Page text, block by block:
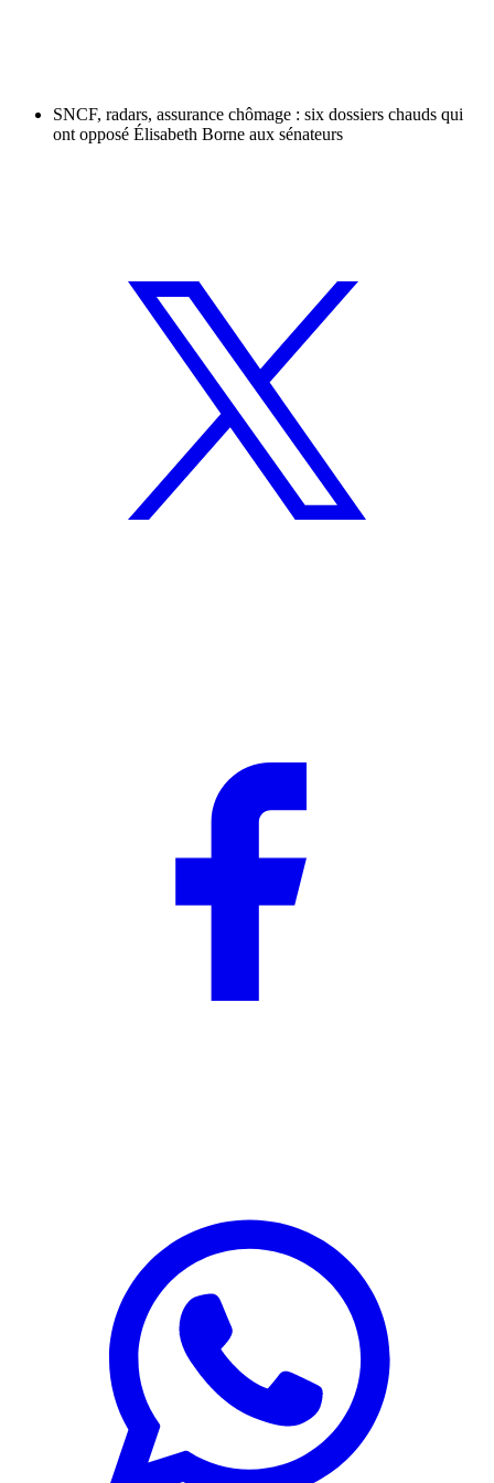
SNCF, radars, assurance chômage : six dossiers chauds qui
ont opposé Élisabeth Borne aux sénateurs